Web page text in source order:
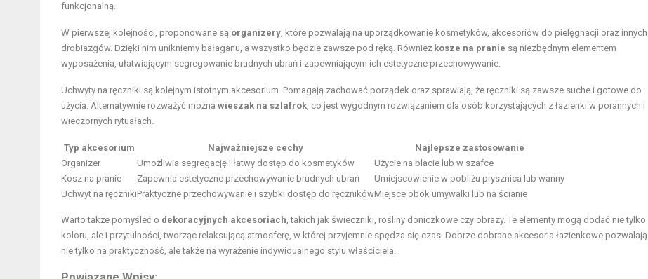
funkcjonalną.
W pierwszej kolejności, proponowane są organizery, które pozwalają na uporządkowanie kosmetyków, akcesoriów do pielęgnacji oraz innych
drobiazgów. Dzięki nim unikniemy bałaganu, a wszystko będzie zawsze pod ręką. Również kosze na pranie są niezbędnym elementem
wyposażenia, ułatwiającym segregowanie brudnych ubrań i zapewniającym ich estetyczne przechowywanie.
Uchwyty na ręczniki są kolejnym istotnym akcesorium. Pomagają zachować porządek oraz sprawiają, że ręczniki są zawsze suche i gotowe do
użycia. Alternatywnie rozważyć można wieszak na szlafrok, co jest wygodnym rozwiązaniem dla osób korzystających z łazienki w porannych i
wieczornych rytuałach.
Typ akcesorium Najważniejsze cechy
Najlepsze zastosowanie
Organizer
Umożliwia segregację i łatwy dostęp do kosmetyków
Użycie na blacie lub w szafce
Kosz na pranie
Zapewnia estetyczne przechowywanie brudnych ubrań
Umiejscowienie w pobliżu prysznica lub wanny
Uchwyt na ręcznikiPraktyczne przechowywanie i szybki dostęp do ręcznikówMiejsce obok umywalki lub na ścianie
Warto także pomyśleć o dekoracyjnych akcesoriach, takich jak świeczniki, rośliny doniczkowe czy obrazy. Te elementy mogą dodać nie tylko
koloru, ale i przytulności, tworząc relaksującą atmosferę, w której przyjemnie spędza się czas. Dobrze dobrane akcesoria łazienkowe pozwalają
nie tylko na praktyczność, ale także na wyrażenie indywidualnego stylu właściciela.